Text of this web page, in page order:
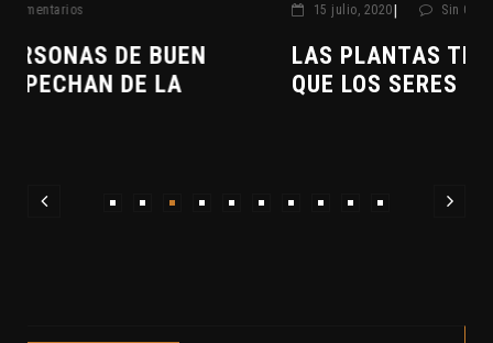
15 julio, 2020
LAS PLANTAS TIENEN MÁS SENTIDOS
QUE LOS SERES HUMANOS